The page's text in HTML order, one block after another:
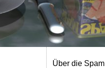
Über die Spam